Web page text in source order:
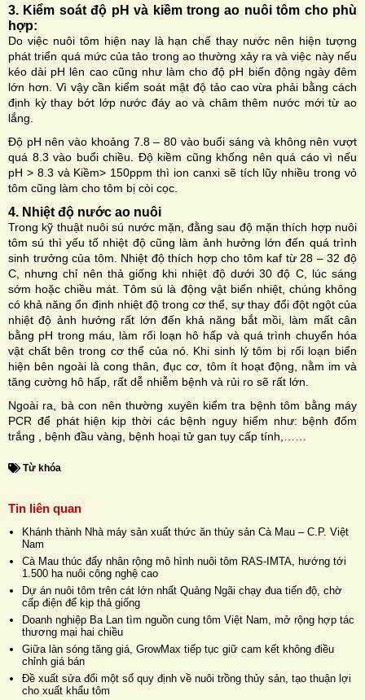
3. Kiểm soát độ pH và kiềm trong ao nuôi tôm cho phù
hợp:
Do việc nuôi tôm hiện nay là hạn chế thay nước nên hiện tượng
phát triển quá mức của tảo trong ao thường xảy ra và việc này nếu
kéo dài pH lên cao cũng như làm cho độ pH biến động ngày đêm
lớn hơn. Vì vậy cần kiểm soát mật độ tảo cao vừa phải bằng cách
định kỳ thay bớt lớp nước đáy ao và châm thêm nước mới từ ao
lắng.
Độ pH nên vào khoảng 7.8 – 80 vào buổi sáng và không nên vượt
quá 8.3 vào buổi chiều. Độ kiềm cũng khống nên quá cáo vì nếu
pH > 8.3 và Kiềm> 150ppm thì ion canxi sẽ tích lũy nhiều trong vỏ
tôm cũng làm cho tôm bị còi cọc.
4. Nhiệt độ nước ao nuôi
Trong kỹ thuật nuôi sú nước mặn, đằng sau độ mặn thích hợp nuôi
tôm sú thì yếu tố nhiệt độ cũng làm ảnh hưởng lớn đến quá trình
sinh trưởng của tôm. Nhiệt độ thích hợp cho tôm kaf từ 28 – 32 độ
C, nhưng chỉ nên thả giống khi nhiệt độ dưới 30 độ C, lúc sáng
sớm hoặc chiều mát. Tôm sú là động vật biến nhiệt, chúng không
có khả năng ổn định nhiệt độ trong cơ thể, sự thay đổi đột ngột của
nhiệt độ ảnh hưởng rất lớn đến khả năng bắt mồi, làm mất cân
bằng pH trong máu, làm rối loạn hô hấp và quá trình chuyển hóa
vật chất bên trong cơ thể của nó. Khi sinh lý tôm bị rối loạn biển
hiện bên ngoài là cong thân, đục cơ, tôm ít hoạt động, nằm im và
tăng cường hô hấp, rất dễ nhiễm bệnh và rủi ro sẽ rất lớn.
Ngoài ra, bà con nên thường xuyên kiểm tra bệnh tôm bằng máy
PCR để phát hiện kịp thời các bệnh nguy hiểm như: bệnh đốm
trắng , bệnh đầu vàng, bệnh hoại tử gan tụy cấp tính,……
Từ khóa
Tin liên quan
Khánh thành Nhà máy sản xuất thức ăn thủy sản Cà Mau – C.P. Việt
Nam
Cà Mau thúc đẩy nhân rộng mô hình nuôi tôm RAS-IMTA, hướng tới
1.500 ha nuôi công nghệ cao
Dự án nuôi tôm trên cát lớn nhất Quảng Ngãi chạy đua tiến độ, chờ
cấp điện để kịp thả giống
Doanh nghiệp Ba Lan tìm nguồn cung tôm Việt Nam, mở rộng hợp tác
thương mại hai chiều
Giữa làn sóng tăng giá, GrowMax tiếp tục giữ cam kết không điều
chỉnh giá bán
Đề xuất sửa đổi một số quy định về nuôi trồng thủy sản, tạo thuận lợi
cho xuất khẩu tôm